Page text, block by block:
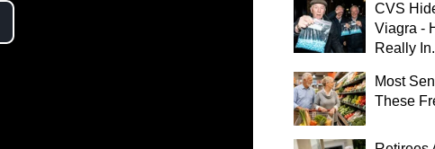
CVS
Viagra -
Really In.
Most
These